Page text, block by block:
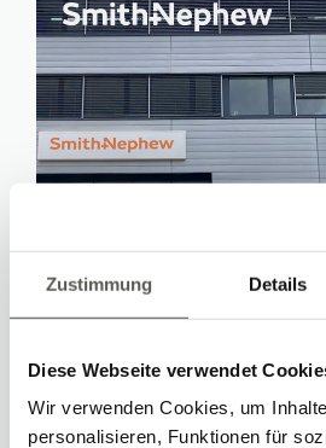
Zustimmung Details
Diese Webseite verwendet
Wir verwenden Cookies, um
personalisieren, Funktionen für
Fabrication
hanche avec
robotisée
Vers le cas